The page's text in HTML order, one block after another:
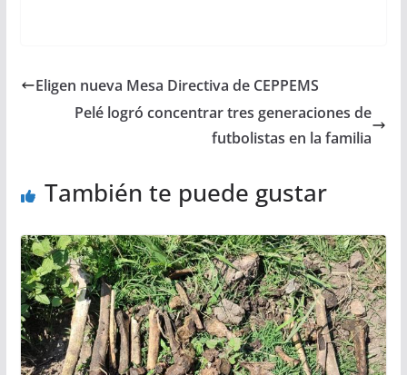
Eligen nueva Mesa Directiva de CEPPEMS
Pelé logró concentrar tres generaciones de
futbolistas en la familia
También te puede gustar